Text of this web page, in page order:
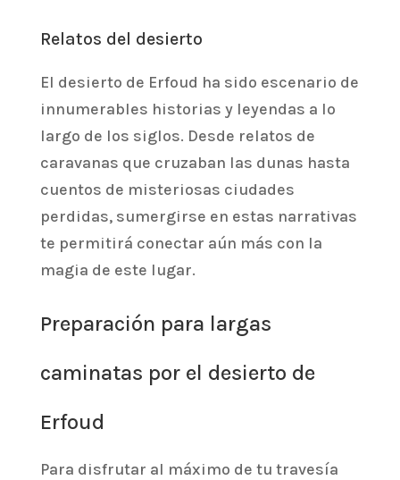
Relatos del desierto
El desierto de Erfoud ha sido escenario de
innumerables historias y leyendas a lo
largo de los siglos. Desde relatos de
caravanas que cruzaban las dunas hasta
cuentos de misteriosas ciudades
perdidas, sumergirse en estas narrativas
te permitirá conectar aún más con la
magia de este lugar.
Preparación para largas
caminatas por el desierto de
Erfoud
Para disfrutar al máximo de tu travesía